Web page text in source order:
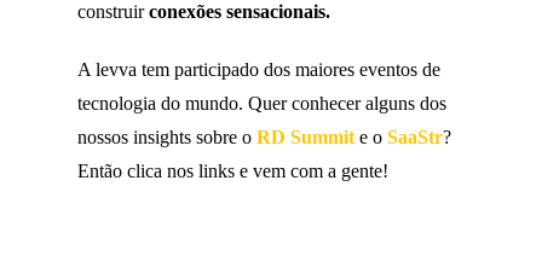
construirconexões sensacionais.
A levva tem participado dos maiores eventos de
tecnologia do mundo. Quer conhecer alguns dos
nossos insights sobre o RD Summite o SaaStr?
Então clica nos links e vem com a gente!